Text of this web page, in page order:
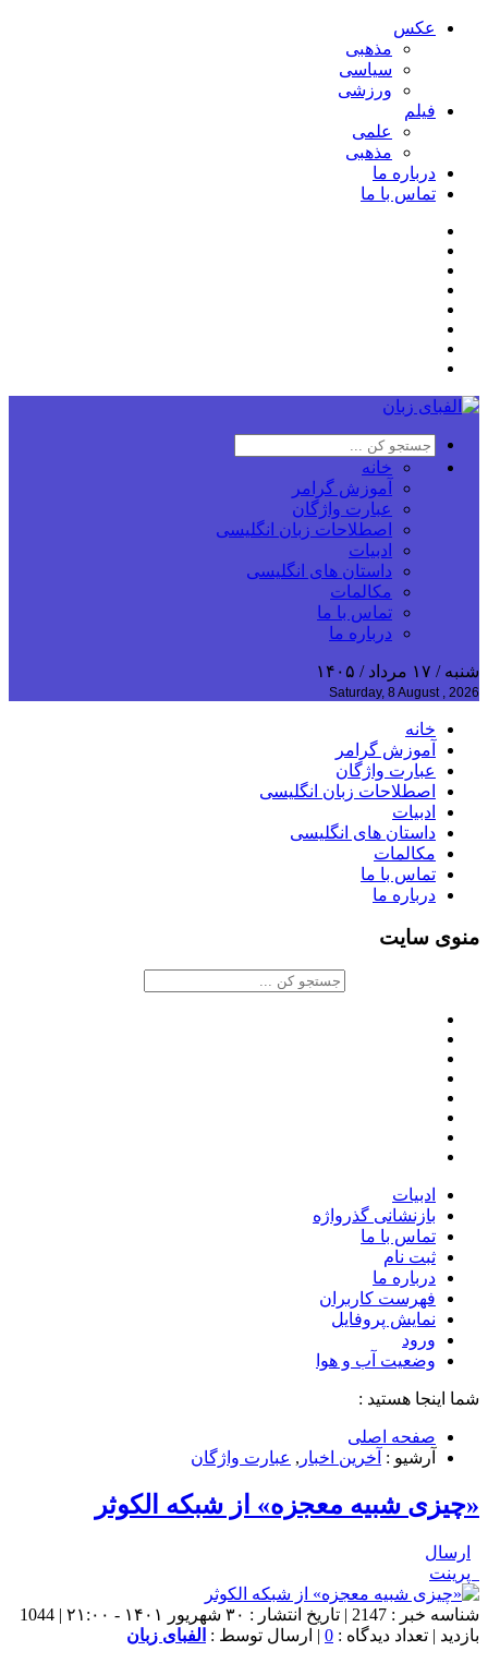
عکس
مذهبی
سیاسی
ورزشی
فیلم
علمی
مذهبی
درباره ما
تماس با ما
خانه
آموزش گرامر
عبارت واژگان
اصطلاحات زبان انگلیسی
ادبیات
داستان های انگلیسی
مکالمات
تماس با ما
درباره ما
شنبه / ۱۷ مرداد / ۱۴۰۵
Saturday, 8 August , 2026
خانه
آموزش گرامر
عبارت واژگان
اصطلاحات زبان انگلیسی
ادبیات
داستان های انگلیسی
مکالمات
تماس با ما
درباره ما
منوی سایت
ادبیات
بازنشانی گذرواژه
تماس با ما
ثبت نام
درباره ما
فهرست کاربران
نمایش پروفایل
ورود
وضعیت آب و هوا
شما اینجا هستید :
صفحه اصلی
آرشیو : آخرین اخبار , عبارت واژگان
«چیزی شبیه معجزه» از شبکه الکوثر
ارسال
پرینت
شناسه خبر : 2147 | تاریخ انتشار : ۳۰ شهریور ۱۴۰۱ - ۲۱:۰۰ | 1044
بازدید | تعداد دیدگاه : 0 | ارسال توسط : الفبای زبان